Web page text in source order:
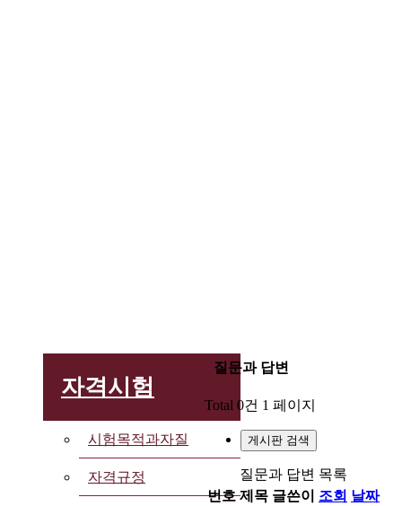
자격시험
시험목적과자질
자격규정
질문과 답변
Total 0건 1 페이지
게시판 검색
질문과 답변 목록
번호 제목 글쓴이 조회 날짜